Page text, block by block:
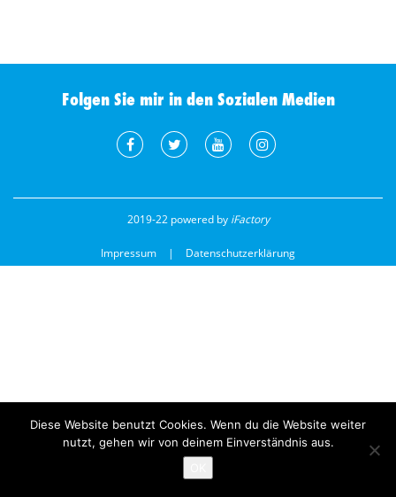
Folgen Sie mir in den Sozialen Medien
2019-22 powered by iFactory
Impressum Datenschutzerklärung
Diese Website benutzt Cookies. Wenn du die Website weiter
nutzt, gehen wir von deinem Einverständnis aus.